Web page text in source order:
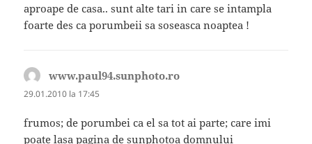
aproape de casa.. sunt alte tari in care se intampla
foarte des ca porumbeii sa soseasca noaptea !
www.paul94.sunphoto.ro
29.01.2010 la 17:45
frumos; de porumbei ca el sa tot ai parte; care imi
poate lasa pagina de sunphotoa domnului